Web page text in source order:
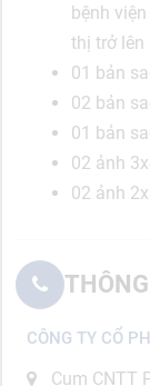
bệnh
thị trở lên
01 bản
02 bản
01 bản
02 ảnh
02 ảnh
CÔNG TY CỔ
Cụm CNTT